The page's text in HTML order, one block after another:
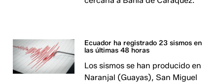
Ecuador ha registrado 23 sismos en
las últimas 48 horas
Los sismos se han producido en
Naranjal (Guayas), San Miguel